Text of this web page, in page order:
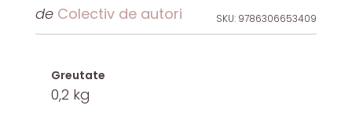
de Colectiv de autori SKU: 9786306653409
Greutate
0,2 kg